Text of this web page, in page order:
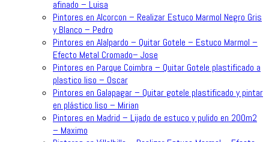
afinado – Luisa
Pintores en Alcorcon – Realizar Estuco Marmol Negro Gris
y Blanco – Pedro
Pintores en Alalpardo – Quitar Gotele – Estuco Marmol –
Efecto Metal Cromado– Jose
Pintores en Parque Coimbra – Quitar Gotele plastificado a
plastico liso – Oscar
Pintores en Galapagar – Quitar gotele plastificado y pintar
en plástico liso – Mirian
Pintores en Madrid – Lijado de estuco y pulido en 200m2
– Maximo